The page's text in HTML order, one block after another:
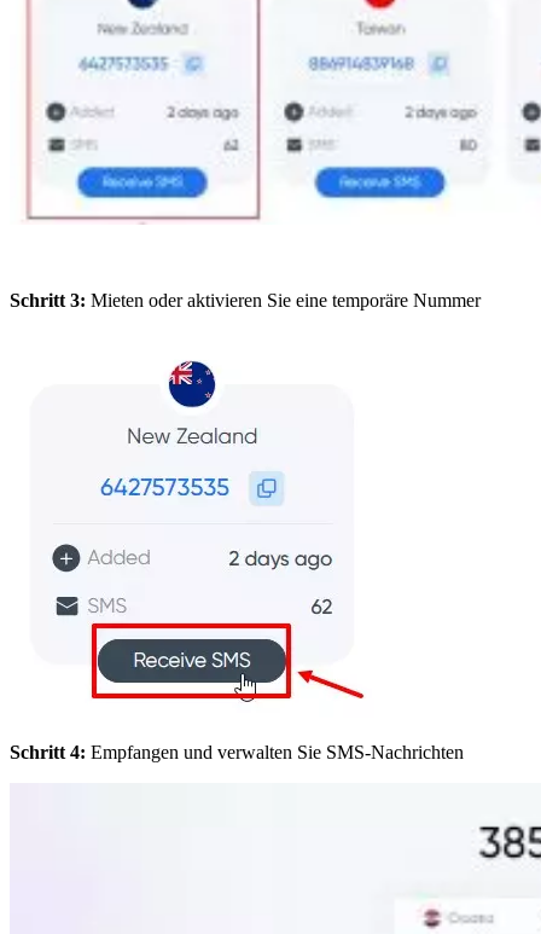
Schritt 3: Mieten oder aktivieren Sie eine temporäre Nummer
Schritt 4: Empfangen und verwalten Sie SMS-Nachrichten